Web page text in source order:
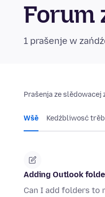
Forum
1 prašenje w
Prašenja ze slědowacej
Wšě Kedźbliwosć
Adding Outlook
Can I add folders to